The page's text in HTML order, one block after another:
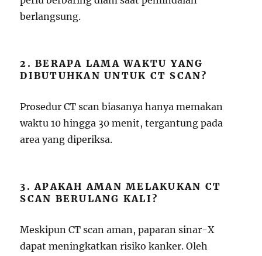
berlangsung.
2. BERAPA LAMA WAKTU YANG
DIBUTUHKAN UNTUK CT SCAN?
Prosedur CT scan biasanya hanya memakan
waktu 10 hingga 30 menit, tergantung pada
area yang diperiksa.
3. APAKAH AMAN MELAKUKAN CT
SCAN BERULANG KALI?
Meskipun CT scan aman, paparan sinar-X
dapat meningkatkan risiko kanker. Oleh